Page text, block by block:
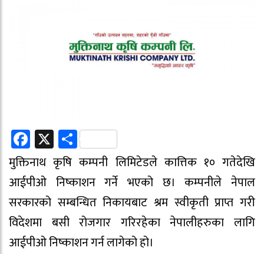
Facebook
X Share
मुक्तिनाथ कृषि कम्पनी लिमिटेडले कात्तिक १० गतेदेखि
आईपीओ निष्काशन गर्ने भएको छ। कम्पनीले नेपाल
सरकारको सम्बन्धित निकायबाट श्रम स्वीकृती प्राप्त गरी
विदेशमा बसी रोजगार गरिरहेका नेपालीहरुका लागि
आईपीओ निष्काशन गर्न लागेको हो।